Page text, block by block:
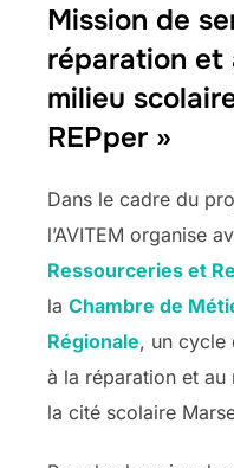
Mission de
réparation et
milieu
REPper »
Dans le cadre du
l’AVITEM organise
Ressourceries et
la Chambre de
Régionale, un cycle
à la réparation et
la cité scolaire